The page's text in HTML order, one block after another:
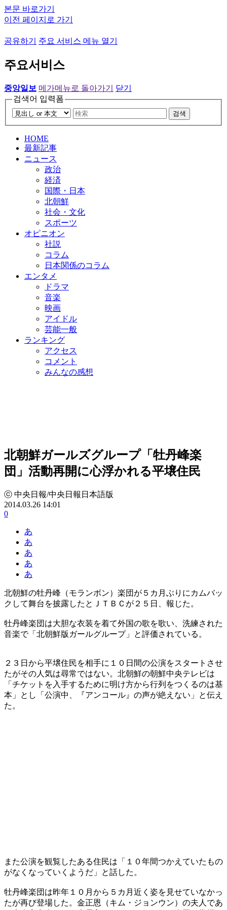
본문 바로가기
이전 페이지로 가기
공유하기 주요 서비스 메뉴 열기
주요서비스
중앙일보 메가메뉴로 돌아가기
닫기
검색어 입력폼
검색
HOME
最新記事
ニュース
政治
経済
国際・日本
北朝鮮
社会・文化
スポーツ
オピニオン
社説
コラム
日本関係のコラム
エンタメ
ドラマ
音楽
映画
アイドル
芸能一般
ランキング
アクセス
コメント
みんなの感想
北朝鮮ガールズグループ「牡丹峰楽
団」活動再開に心浮かれる平壌住民
ⓒ 中央日報/中央日報日本語版
2014.03.26 14:01
0
あ
あ
あ
あ
あ
北朝鮮の牡丹峰（モランボン）楽団が５カ月ぶりにカムバッ
クして舞台を披露したとＪＴＢＣが２５日、報じた。
牡丹峰楽団は大胆な衣装を着て外国の歌を歌い、洗練された
音楽で「北朝鮮版ガールグループ」と評価されている。
２３日から平壌住民を相手に１０日間の公演をスタートさせ
たがその人気は尋常ではない。北朝鮮の朝鮮中央テレビは
「チケットを入手するために明け方から行列をつくるのは基
本」とし「公演中、『アンコール』の声が絶えない」と伝え
た。
また公演を観覧したある住民は「１０年間つかえていたもの
がなくなっていくようだ」と話した。
牡丹峰楽団は昨年１０月から５カ月近く姿を見せていなかっ
たが再び登場した。金正恩（キム・ジョンウン）の夫人であ